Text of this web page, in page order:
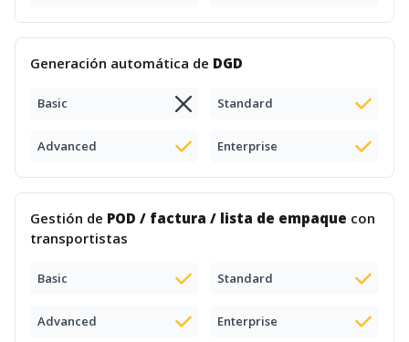
Generación automática de DGD
Basic Standard
Advanced Enterprise
Gestión de POD / factura / lista de empaque con
transportistas
Basic Standard
Advanced Enterprise